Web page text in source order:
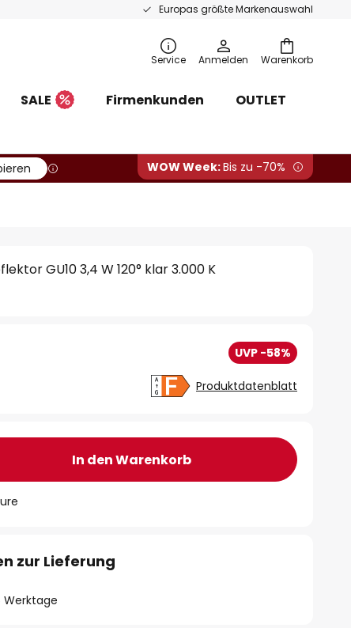
Europas größte Markenauswahl
Warenkorb
Service Anmelden
SALE Firmenkunden
OUTLET
WOW Week:Bis zu -70%
GU10 3,4 W 120° klar 3.000 K
UVP -58%
Produktdatenblatt
In den Warenkorb
zur Lieferung
Werktage